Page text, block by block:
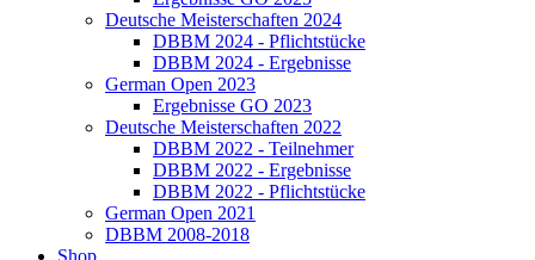
Deutsche Meisterschaften 2024
DBBM 2024 - Pflichtstücke
DBBM 2024 - Ergebnisse
German Open 2023
Ergebnisse GO 2023
Deutsche Meisterschaften 2022
DBBM 2022 - Teilnehmer
DBBM 2022 - Ergebnisse
DBBM 2022 - Pflichtstücke
German Open 2021
DBBM 2008-2018
Shop